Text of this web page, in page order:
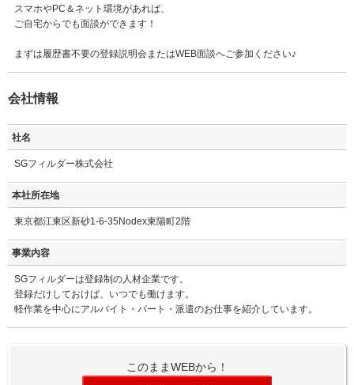
スマホやPC＆ネット環境があれば、
ご自宅からでも面談ができます！
まずは履歴書不要の登録説明会またはWEB面談へご参加ください♪
会社情報
社名
SGフィルダー株式会社
本社所在地
東京都江東区新砂1-6-35Nodex東陽町2階
事業内容
SGフィルダーは登録制の人材企業です。
登録だけしておけば、いつでも働けます。
軽作業を中心にアルバイト・パート・派遣のお仕事を紹介しています。
このままWEBから！